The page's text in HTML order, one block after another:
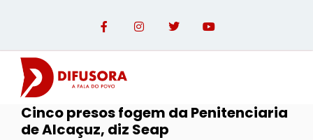
Cinco presos fogem da Penitenciaria
de Alcaçuz, diz Seap